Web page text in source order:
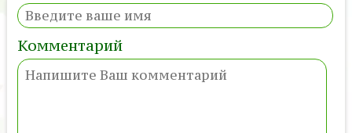
Комментарий